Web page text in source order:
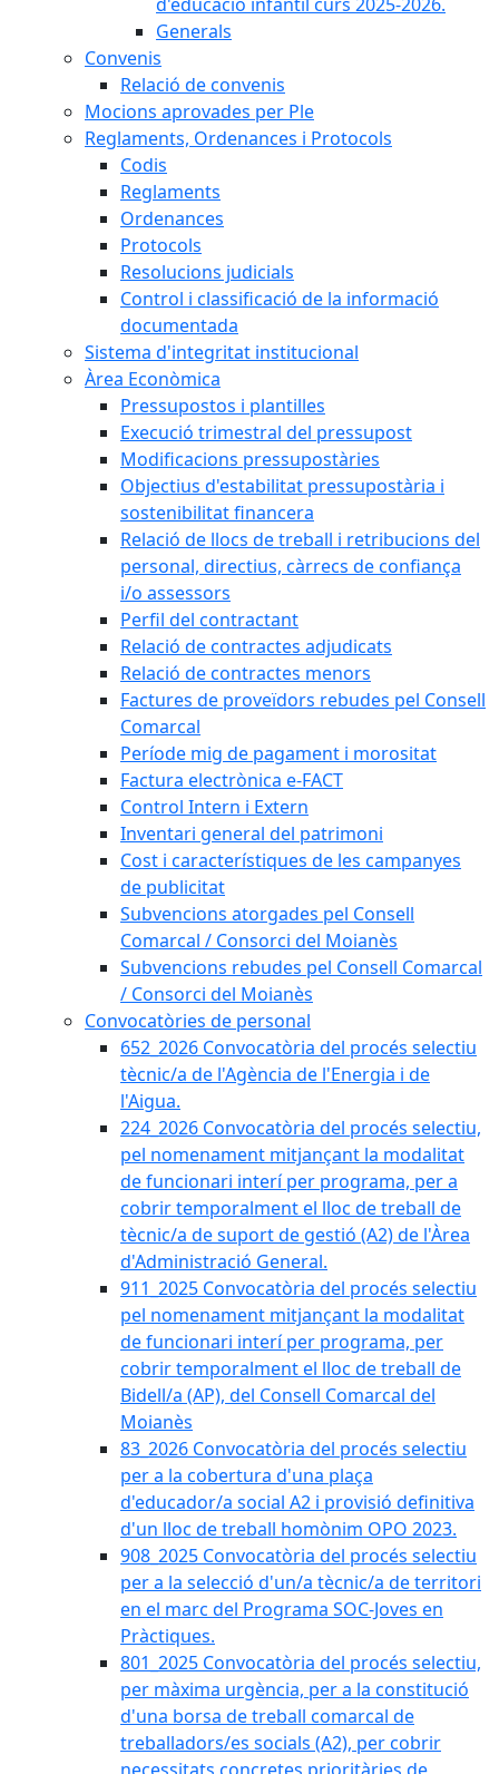
Generals
Convenis
Relació de convenis
Mocions aprovades per Ple
Reglaments, Ordenances i Protocols
Codis
Reglaments
Ordenances
Protocols
Resolucions judicials
Control i classificació de la informació
documentada
Sistema d'integritat institucional
Àrea Econòmica
Pressupostos i plantilles
Execució trimestral del pressupost
Modificacions pressupostàries
Objectius d'estabilitat pressupostària i
sostenibilitat financera
Relació de llocs de treball i retribucions del
personal, directius, càrrecs de confiança
i/o assessors
Perfil del contractant
Relació de contractes adjudicats
Relació de contractes menors
Factures de proveïdors rebudes pel Consell
Comarcal
Període mig de pagament i morositat
Factura electrònica e-FACT
Control Intern i Extern
Inventari general del patrimoni
Cost i característiques de les campanyes
de publicitat
Subvencions atorgades pel Consell
Comarcal / Consorci del Moianès
Subvencions rebudes pel Consell Comarcal
/ Consorci del Moianès
Convocatòries de personal
652_2026 Convocatòria del procés selectiu
tècnic/a de l'Agència de l'Energia i de
l'Aigua.
224_2026 Convocatòria del procés selectiu,
pel nomenament mitjançant la modalitat
de funcionari interí per programa, per a
cobrir temporalment el lloc de treball de
tècnic/a de suport de gestió (A2) de l'Àrea
d'Administració General.
911_2025 Convocatòria del procés selectiu
pel nomenament mitjançant la modalitat
de funcionari interí per programa, per
cobrir temporalment el lloc de treball de
Bidell/a (AP), del Consell Comarcal del
Moianès
83_2026 Convocatòria del procés selectiu
per a la cobertura d'una plaça
d'educador/a social A2 i provisió definitiva
d'un lloc de treball homònim OPO 2023.
908_2025 Convocatòria del procés selectiu
per a la selecció d'un/a tècnic/a de territori
en el marc del Programa SOC-Joves en
Pràctiques.
801_2025 Convocatòria del procés selectiu,
per màxima urgència, per a la constitució
d'una borsa de treball comarcal de
treballadors/es socials (A2), per cobrir